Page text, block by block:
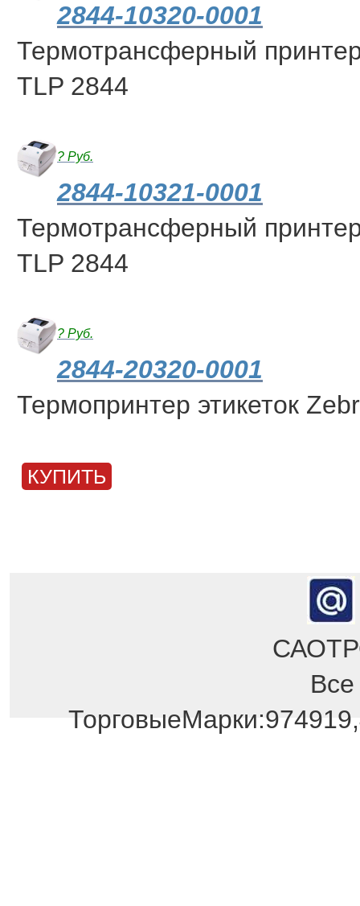
2844-10320-0001
Термотрансферный
TLP 2844
? Руб.
2844-10321-0001
Термотрансферный
TLP 2844
? Руб.
2844-20320-0001
Термопринтер этикеток
КУПИТЬ